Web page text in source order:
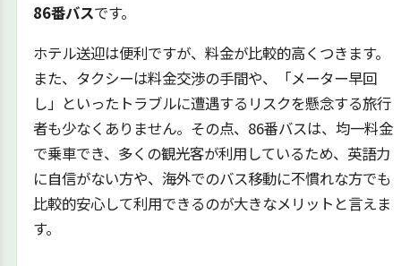
86番バスです。
ホテル送迎は便利ですが、料金が比較的高くつきます。
また、タクシーは料金交渉の手間や、「メーター早回
し」といったトラブルに遭遇するリスクを懸念する旅行
者も少なくありません。その点、86番バスは、均一料金
で乗車でき、多くの観光客が利用しているため、英語力
に自信がない方や、海外でのバス移動に不慣れな方でも
比較的安心して利用できるのが大きなメリットと言えま
す。